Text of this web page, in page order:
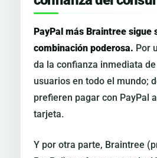
PayPal más Braintree sigue
combinación poderosa. Por
da la confianza inmediata
usuarios en todo el mundo;
prefieren pagar con PayPal
tarjeta.
Y por otra parte, Braintree